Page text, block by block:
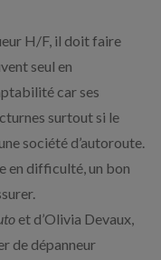
H/F, il doit faire
seul en
car ses
surtout si le
société d’autoroute.
en difficulté, un bon
et d’Olivia Devaux,
de dépanneur